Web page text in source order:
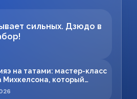
сильных. Дзюдо в
на татами: мастер-класс
Михкелсона, который
правила игры в регионе